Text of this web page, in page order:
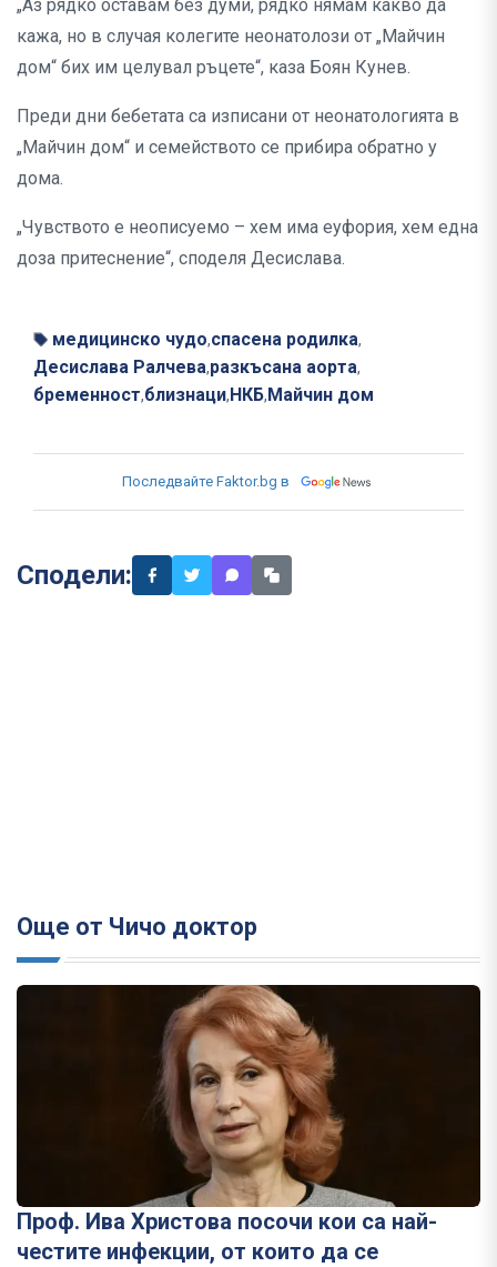
„Аз рядко оставам без думи, рядко нямам какво да
кажа, но в случая колегите неонатолози от „Майчин
дом“ бих им целувал ръцете“, каза Боян Кунев.
Преди дни бебетата са изписани от неонатологията в
„Майчин дом“ и семейството се прибира обратно у
дома.
„Чувството е неописуемо – хем има еуфория, хем една
доза притеснение“, споделя Десислава.
медицинско чудо,спасена родилка,
Десислава Ралчева,разкъсана аорта,
бременност,близнаци, НКБ, Майчин дом
Последвайте Faktor.bg в
Сподели:
Още от Чичо доктор
Проф. Ива Христова посочи кои са най-
честите инфекции, от които да се